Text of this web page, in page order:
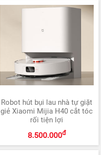
Robot hút bụi lau nhà tự giặt
giẻ Xiaomi Mijia H40 cắt tóc
rối tiện lợi
8.500.000đ